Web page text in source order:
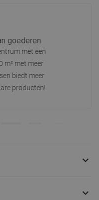
goederen
met een
m² met meer
biedt meer
producten!

